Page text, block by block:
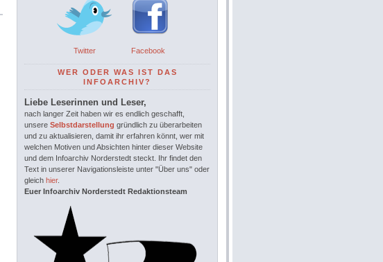
Twitter Facebook
WER ODER WAS IST DAS
INFOARCHIV?
Liebe Leserinnen und Leser,
nach langer Zeit haben wir es endlich geschafft,
unsere Selbstdarstellung gründlich zu überarbeiten
und zu aktualisieren, damit ihr erfahren könnt, wer mit
welchen Motiven und Absichten hinter dieser Website
und dem Infoarchiv Norderstedt steckt. Ihr findet den
Text in unserer Navigationsleiste unter "Über uns" oder
gleich hier.
Euer Infoarchiv Norderstedt Redaktionsteam